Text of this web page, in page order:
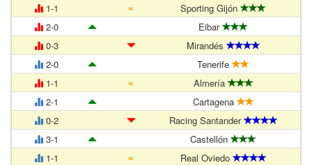
1-1
=
Sporting Gijón
2-0
Eibar
0-3
Mirandés
2-0
Tenerife
1-1
=
Almería
2-1
Cartagena
0-2
Racing Santander
3-1
Castellón
1-1
= Real Oviedo